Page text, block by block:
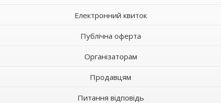
Електронний квиток
Публічна оферта
Організаторам
Продавцям
Питання відповідь